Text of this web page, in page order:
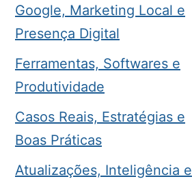
Google, Marketing Local e
Presença Digital
Ferramentas, Softwares e
Produtividade
Casos Reais, Estratégias e
Boas Práticas
Atualizações, Inteligência e